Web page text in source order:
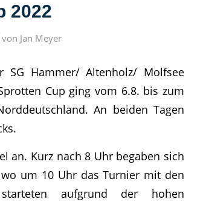
2022
von Jan Meyer
SG Hammer/ Altenholz/ Molfsee
Cup ging vom 6.8. bis zum
An beiden Tagen
an. Kurz nach 8 Uhr begaben sich
um 10 Uhr das Turnier mit den
aufgrund der hohen